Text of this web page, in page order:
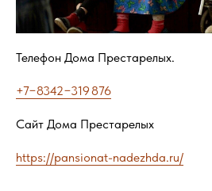
Телефон Дома Престарелых.
+7−8342−319 876
Сайт Дома Престарелых
https://pansionat-nadezhda.ru/